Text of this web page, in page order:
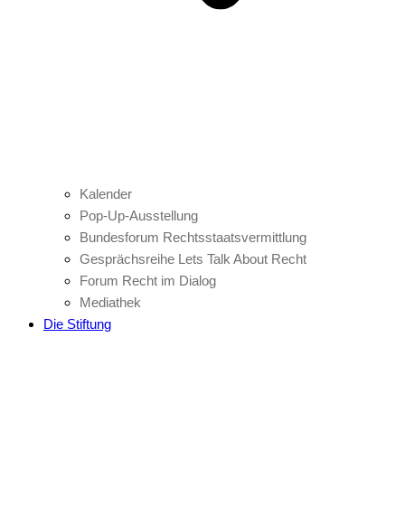
Kalender
Pop-Up-Ausstellung
Bundesforum Rechtsstaatsvermittlung
Gesprächsreihe Lets Talk About Recht
Forum Recht im Dialog
Mediathek
Die Stiftung